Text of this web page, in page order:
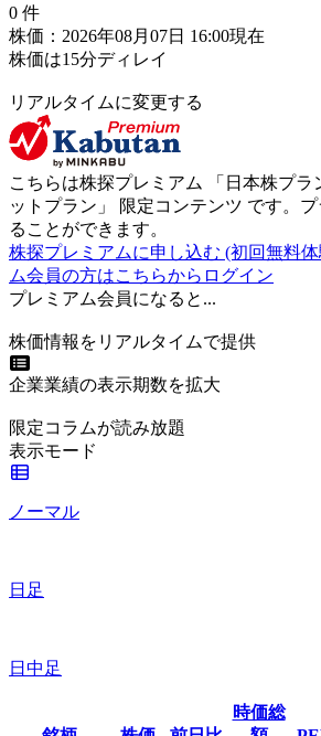
0 件
株価：2026年08月07日 16:00現在
株価は15分ディレイ
リアルタイムに変更する
こちらは株探プレミアム 「 日本株プラ
ットプラン 」 限定コンテンツ です。
ることができます。
株探プレミアムに申し込む (初回無料
ム会員の方はこちらからログイン
プレミアム会員になると...
株価情報をリアルタイムで提供
企業業績の表示期数を拡大
限定コラムが読み放題
表示モード
ノーマル
日足
日中足
時価総